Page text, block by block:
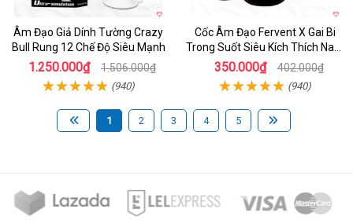
Âm Đạo Giả Dính Tường Crazy
Bull Rung 12 Chế Độ Siêu Mạnh
1.250.000₫ 1.506.000₫
(940)
Cốc Âm Đạo Fervent X Gai Bi
Trong Suốt Siêu Kích Thích Nam
Giới
350.000₫ 402.000₫
(940)
1 2 3 4 5